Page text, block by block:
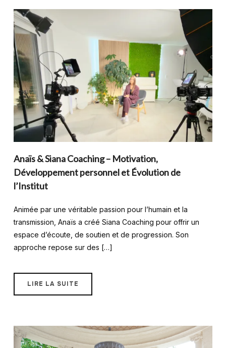
Anaïs & Siana Coaching – Motivation,
Développement personnel et Évolution de
l’Institut
Animée par une véritable passion pour l’humain et la
transmission, Anaïs a créé Siana Coaching pour offrir un
espace d’écoute, de soutien et de progression. Son
approche repose sur des […]
LIRE LA SUITE